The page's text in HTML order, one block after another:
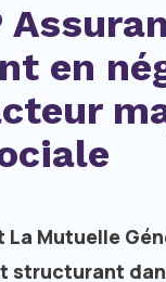
en
La Mutuelle
structurant